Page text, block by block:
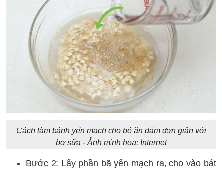
Cách làm bánh yến mạch cho bé ăn dặm đơn giản với
bơ sữa - Ảnh minh họa: Internet
Bước 2: Lấy phần bã yến mạch ra, cho vào bát